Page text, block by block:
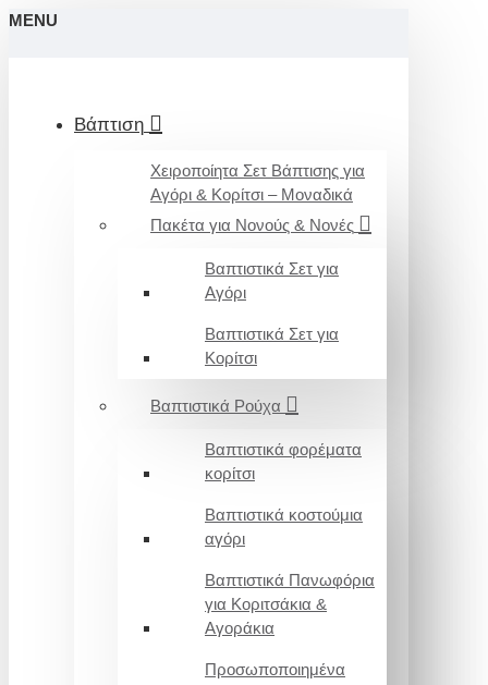
MENU
Βάπτιση
Χειροποίητα Σετ Βάπτισης για
Αγόρι & Κορίτσι – Μοναδικά
Πακέτα για Νονούς & Νονές
Βαπτιστικά Σετ για
Αγόρι
Βαπτιστικά Σετ για
Κορίτσι
Βαπτιστικά Ρούχα
Βαπτιστικά φορέματα
κορίτσι
Βαπτιστικά κοστούμια
αγόρι
Βαπτιστικά Πανωφόρια
για Κοριτσάκια &
Αγοράκια
Προσωποποιημένα